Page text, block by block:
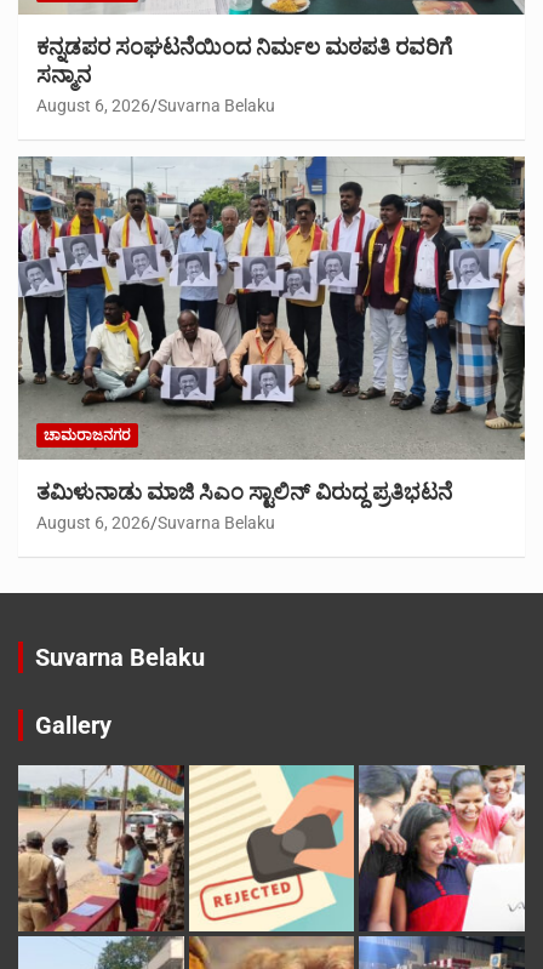
ಕನ್ನಡಪರ ಸಂಘಟನೆಯಿಂದ ನಿರ್ಮಲ ಮಠಪತಿ ರವರಿಗೆ
ಸನ್ಮಾನ
August 6, 2026 Suvarna Belaku
ಚಾಮರಾಜನಗರ
ತಮಿಳುನಾಡು ಮಾಜಿ ಸಿಎಂ ಸ್ಟಾಲಿನ್ ವಿರುದ್ದ ಪ್ರತಿಭಟನೆ
August 6, 2026 Suvarna Belaku
Suvarna Belaku
Gallery